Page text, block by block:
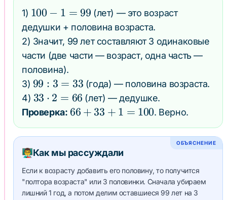
1) 100
- 1
=
99
100 − 1 = 99 (лет) — это возраст
дедушки + половина возраста.
2) Значит, 99 лет составляют 3 одинаковые
части (две части — возраст, одна часть —
половина).
3) 99
:
3
33
99 : 3 = 33 (года) — половина возраста.
4) 33
\cdot
66
33 ⋅ 2 = 66 (лет) — дедушке.
Проверка: 66
+
33
+
=
100
66 + 33 + 1 = 100. Верно.
ОБЪЯСНЕНИЕ
👨‍🏫Как мы рассуждали
Если к возрасту добавить его половину, то получится
"полтора возраста" или 3 половинки. Сначала убираем
лишний 1 год, а потом делим оставшиеся 99 лет на 3